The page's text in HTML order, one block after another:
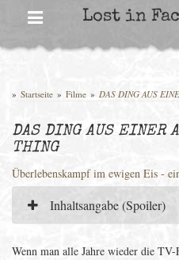
Lost in
» Startseite » Filme » DAS DING AUS
DAS DING AUS EINER
THING
Überlebenskampf im ewigen Eis -
Inhaltsangabe (Spoiler)
Wenn man alle Jahre wieder die TV-